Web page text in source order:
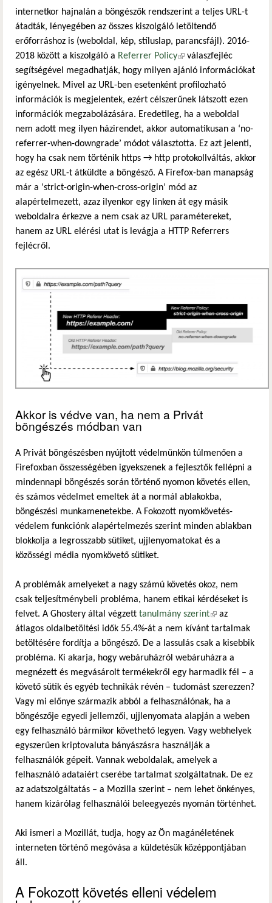
internetkor hajnalán a böngészők rendszerint a teljes URL-t
átadták, lényegében az összes kiszolgáló letöltendő
erőforráshoz is (weboldal, kép, stíluslap, parancsfájl). 2016-
2018 között a kiszolgáló a Referrer Policy(külső hivatkozás)
válaszfejléc
segítségével megadhatják, hogy milyen ajánló információkat
igényelnek. Mivel az URL-ben esetenként profilozható
információk is megjelentek, ezért célszerűnek látszott ezen
információk megzabolázására. Eredetileg, ha a weboldal
nem adott meg ilyen házirendet, akkor automatikusan a ‘no-
referrer-when-downgrade’ módot választotta. Ez azt jelenti,
hogy ha csak nem történik https → http protokollváltás, akkor
az egész URL-t átküldte a böngésző. A Firefox-ban manapság
már a ‘strict-origin-when-cross-origin’ mód az
alapértelmezett, azaz ilyenkor egy linken át egy másik
weboldalra érkezve a nem csak az URL paramétereket,
hanem az URL elérési utat is levágja a HTTP Referrers
fejlécről.
Akkor is védve van, ha nem a Privát
böngészés módban van
A Privát böngészésben nyújtott védelmünkön túlmenően a
Firefoxban összességében igyekszenek a fejlesztők fellépni a
mindennapi böngészés során történő nyomon követés ellen,
és számos védelmet emeltek át a normál ablakokba,
böngészési munkamenetekbe. A Fokozott nyomkövetés-
védelem funkciónk alapértelmezés szerint minden ablakban
blokkolja a legrosszabb sütiket, ujjlenyomatokat és a
közösségi média nyomkövető sütiket.
A problémák amelyeket a nagy számú követés okoz, nem
csak teljesítménybeli probléma, hanem etikai kérdéseket is
felvet. A Ghostery által végzett tanulmány szerint(külső
hivatkozás)
az
átlagos oldalbetöltési idők 55.4%-át a nem kívánt tartalmak
betöltésére fordítja a böngésző. De a lassulás csak a kisebbik
probléma. Ki akarja, hogy webáruházról webáruházra a
megnézett és megvásárolt termékekről egy harmadik fél – a
követő sütik és egyéb technikák révén – tudomást szerezzen?
Vagy mi előnye származik abból a felhasználónak, ha a
böngészője egyedi jellemzői, ujjlenyomata alapján a weben
egy felhasználó bármikor követhető legyen. Vagy webhelyek
egyszerűen kriptovaluta bányászásra használják a
felhasználók gépeit. Vannak weboldalak, amelyek a
felhasználó adataiért cserébe tartalmat szolgáltatnak. De ez
az adatszolgáltatás – a Mozilla szerint – nem lehet önkényes,
hanem kizárólag felhasználói beleegyezés nyomán történhet.
Aki ismeri a Mozillát, tudja, hogy az Ön magánéletének
interneten történő megóvása a küldetésük középpontjában
áll.
A Fokozott követés elleni védelem